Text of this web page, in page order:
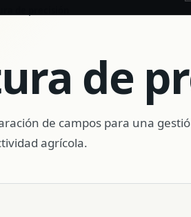
Nivel láser
Nivel láser
de
de campos para una
agrícola.